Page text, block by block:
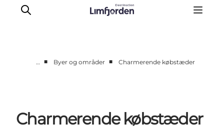
Smagsoplevelser
Autocamperferie
… ■ Byer og områder ■ Charmerende købstæder
Charmerende købstæder